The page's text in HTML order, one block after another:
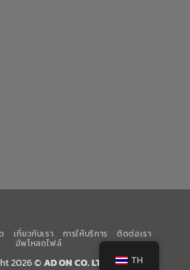
เกี่ยวกับเรา การให้บริการ ติดต่อเรา
อัพโหลดไฟล์
2026 ©AD ON CO. LTD TH